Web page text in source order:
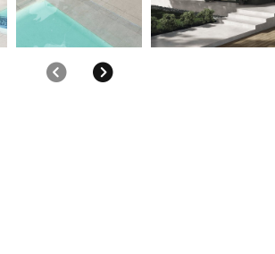
AnteriorSiguiente